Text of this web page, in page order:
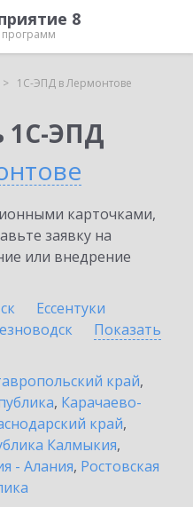
8
программ
1С-ЭПД в Лермонтове
1С-ЭПД
карточками,
заявку на
или внедрение
Ессентуки
Показать
край,
, Карачаево-
край,
Калмыкия,
- Алания, Ростовская